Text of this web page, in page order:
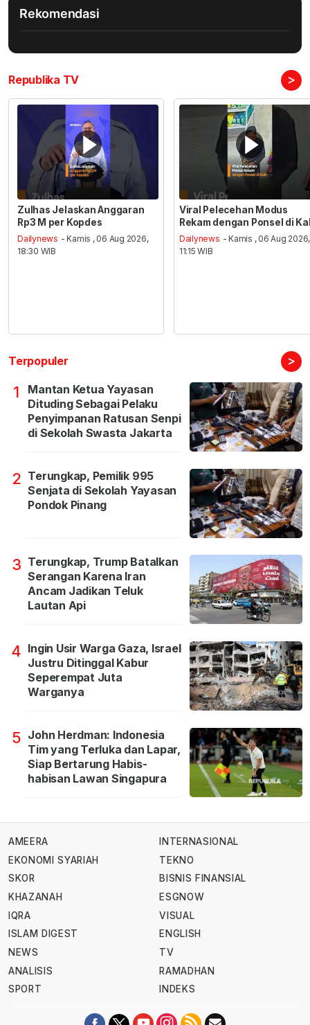
Rekomendasi
Republika TV >
Zulhas Jelaskan Anggaran
Rp3 M per Kopdes
Dailynews - Kamis , 06 Aug 2026,
18:30 WIB
Viral Pelecehan Modus
Rekam dengan Ponsel di
Dailynews - Kamis , 06 Aug 2026,
11:15 WIB
Terpopuler >
1
Mantan Ketua Yayasan
Dituding Sebagai Pelaku
Penyimpanan Ratusan Senpi
di Sekolah Swasta Jakarta
2 Terungkap, Pemilik 995
Senjata di Sekolah Yayasan
Pondok Pinang
3 Terungkap, Trump Batalkan
Serangan Karena Iran
Ancam Jadikan Teluk
Lautan Api
4 Ingin Usir Warga Gaza, Israel
Justru Ditinggal Kabur
Seperempat Juta
Warganya
5 John Herdman: Indonesia
Tim yang Terluka dan Lapar,
Siap Bertarung Habis-
habisan Lawan Singapura
AMEERA
EKONOMI SYARIAH
SKOR
KHAZANAH
IQRA
ISLAM DIGEST
NEWS
ANALISIS
SPORT
INTERNASIONAL
TEKNO
BISNIS FINANSIAL
ESGNOW
VISUAL
ENGLISH
TV
RAMADHAN
INDEKS